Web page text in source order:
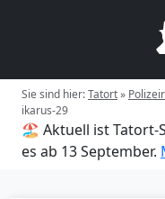
Sie sind hier:Tatort»
ikarus-29
🏖️ Aktuell ist Tatort-
es ab 13 September.